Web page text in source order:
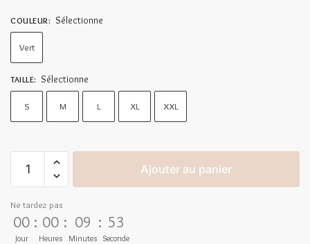
COULEUR: Sélectionne
Vert
TAILLE: Sélectionne
S M L XL XXL
Ajouter au panier
Ne tardez pas
00
Jour
: 00
Heures
: 09
Minutes
: 52
Seconde